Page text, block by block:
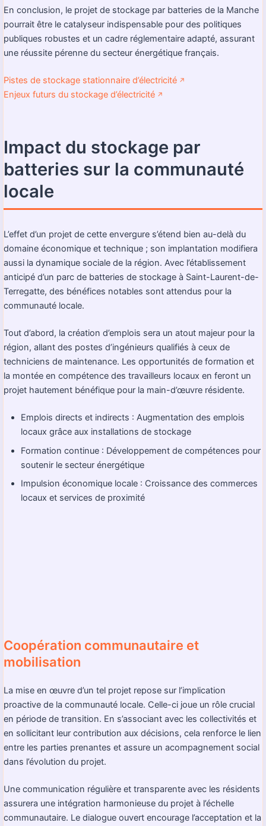
En conclusion, le projet de stockage par batteries de la Manche
pourrait être le catalyseur indispensable pour des politiques
publiques robustes et un cadre réglementaire adapté, assurant
une réussite pérenne du secteur énergétique français.
Pistes de stockage stationnaire d’électricité ↗️
Enjeux futurs du stockage d’électricité ↗️
Impact du stockage par
batteries sur la communauté
locale
L’effet d’un projet de cette envergure s’étend bien au-delà du
domaine économique et technique ; son implantation modifiera
aussi la dynamique sociale de la région. Avec l’établissement
anticipé d’un parc de batteries de stockage à Saint-Laurent-de-
Terregatte, des bénéfices notables sont attendus pour la
communauté locale.
Tout d’abord, la création d’emplois sera un atout majeur pour la
région, allant des postes d’ingénieurs qualifiés à ceux de
techniciens de maintenance. Les opportunités de formation et
la montée en compétence des travailleurs locaux en feront un
projet hautement bénéfique pour la main-d’œuvre résidente.
Emplois directs et indirects : Augmentation des emplois
locaux grâce aux installations de stockage
Formation continue : Développement de compétences pour
soutenir le secteur énergétique
Impulsion économique locale : Croissance des commerces
locaux et services de proximité
Coopération communautaire et
mobilisation
La mise en œuvre d’un tel projet repose sur l’implication
proactive de la communauté locale. Celle-ci joue un rôle crucial
en période de transition. En s’associant avec les collectivités et
en sollicitant leur contribution aux décisions, cela renforce le lien
entre les parties prenantes et assure un acompagnement social
dans l’évolution du projet.
Une communication régulière et transparente avec les résidents
assurera une intégration harmonieuse du projet à l’échelle
communautaire. Le dialogue ouvert encourage l’acceptation et la